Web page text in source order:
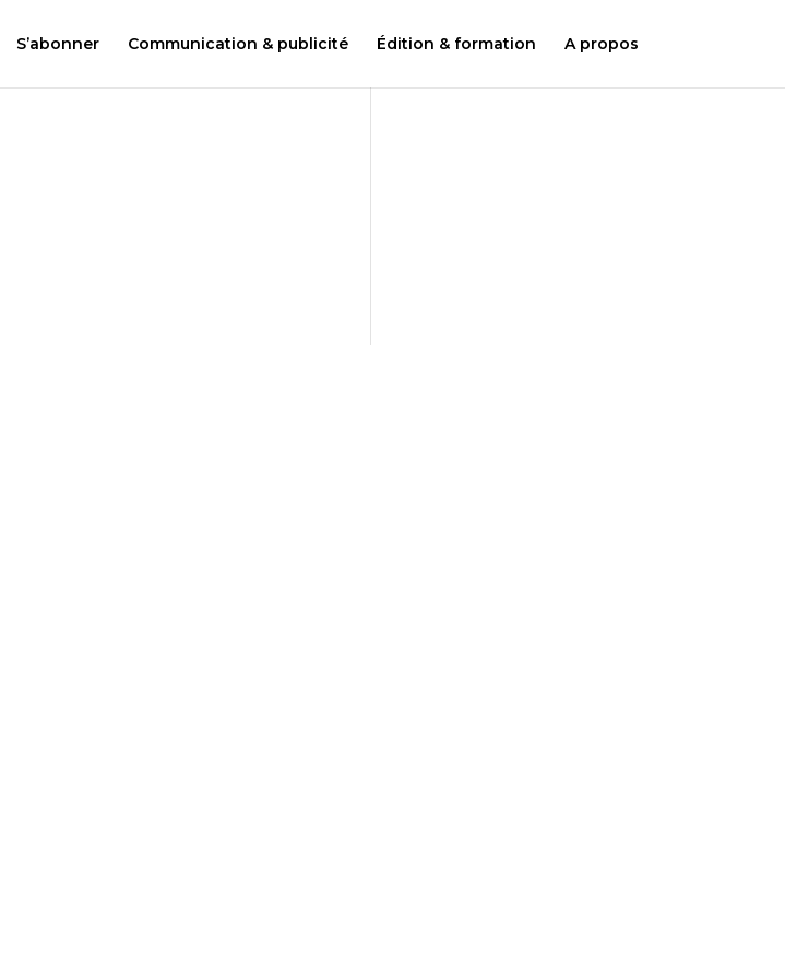
S’abonner Communication & publicité Édition & formation A propos